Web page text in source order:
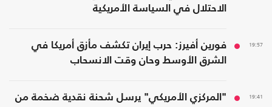
الاحتلال في السياسة الأمريكية
19:57
فورين أفيرز: حرب إيران تكشف مأزق أمريكا في
الشرق الأوسط وحان وقت الانسحاب
19:41
"المركزي الأمريكي" يرسل شحنة نقدية ضخمة من